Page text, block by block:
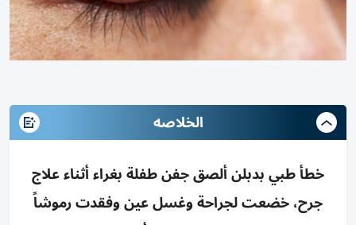
الخلاصه
خطأ طبي بدبلن ألصق جفن طفلة بغراء أثناء علاج
جرح، خضعت لجراحة وغسل عين وفقدت رموشاً